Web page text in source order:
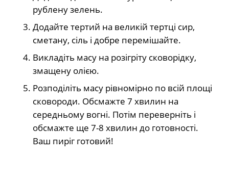
рублену зелень.
Додайте тертий на великій тертці сир,
сметану, сіль і добре перемішайте.
Викладіть масу на розігріту сковорідку,
змащену олією.
Розподіліть масу рівномірно по всій площі
сковороди. Обсмажте 7 хвилин на
середньому вогні. Потім переверніть і
обсмажте ще 7-8 хвилин до готовності.
Ваш пиріг готовий!